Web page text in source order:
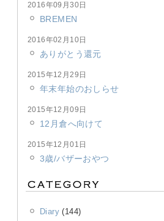
2016年09月30日
BREMEN
2016年02月10日
ありがとう還元
2015年12月29日
年末年始のおしらせ
2015年12月09日
12月倉へ向けて
2015年12月01日
3歳/バザーおやつ
Diary(144)